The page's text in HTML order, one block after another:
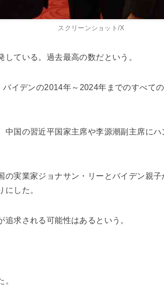
スクリーンショット/X
ている。過去最高の数だという。
イデンの2014年～2024年までのすべて
中国の習近平国家主席や李源潮副主席に
の実業家ジョナサン・リーとバイデン親
にした。
求される可能性はあるという。
。